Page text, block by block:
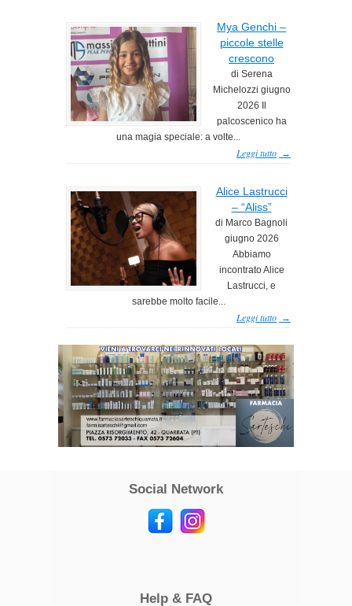
Mya Genchi –
piccole stelle
crescono
di Serena
Michelozzi giugno
2026 Il
palcoscenico ha
una magia speciale: a volte...
Leggi tutto →
Alice Lastrucci
– “Aliss”
di Marco Bagnoli
giugno 2026
Abbiamo
incontrato Alice
Lastrucci, e
sarebbe molto facile...
Leggi tutto →
Social Network
Help & FAQ